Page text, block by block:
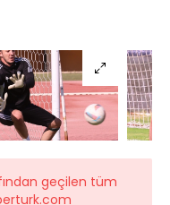
geçilen tüm